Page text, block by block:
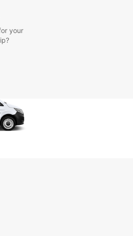
cachés.
côte sarde, explorer
rendre dans les
une expérience
votre van
your